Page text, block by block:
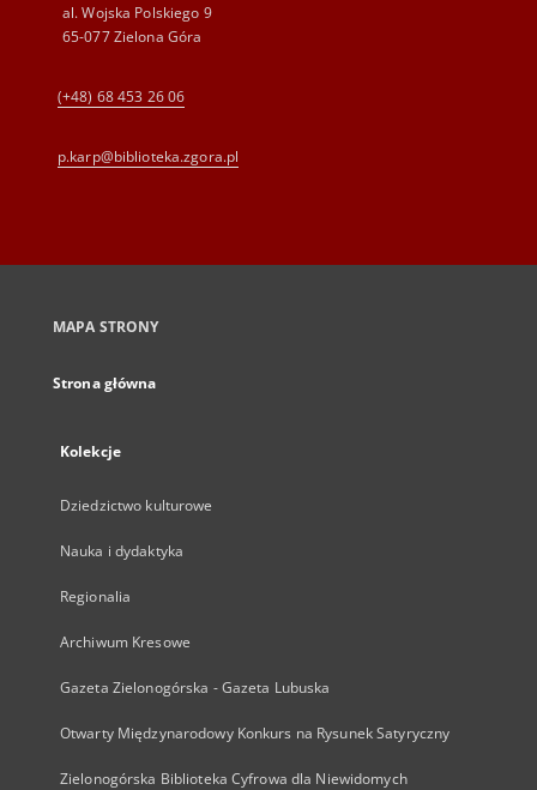
al. Wojska Polskiego 9
65-077 Zielona Góra
(+48) 68 453 26 06
p.karp@biblioteka.zgora.pl
MAPA STRONY
Strona główna
Kolekcje
Dziedzictwo kulturowe
Nauka i dydaktyka
Regionalia
Archiwum Kresowe
Gazeta Zielonogórska - Gazeta Lubuska
Otwarty Międzynarodowy Konkurs na Rysunek Satyryczny
Zielonogórska Biblioteka Cyfrowa dla Niewidomych